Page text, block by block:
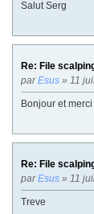
Salut Serg
Re: File
parEsus » 11
Bonjour et
Re: File
parEsus » 11
Treve